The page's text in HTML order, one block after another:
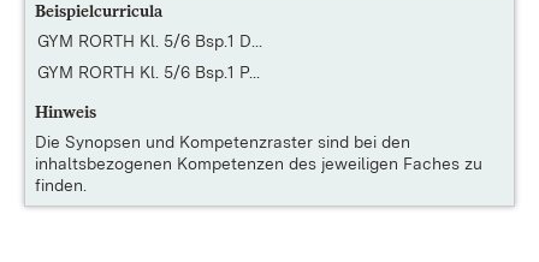
Beispielcurricula
GYM RORTH Kl. 5/6 Bsp.1 D...
GYM RORTH Kl. 5/6 Bsp.1 P...
Hinweis
Die Synopsen und Kompetenzraster sind bei den
inhaltsbezogenen Kompetenzen des jeweiligen Faches zu
finden.